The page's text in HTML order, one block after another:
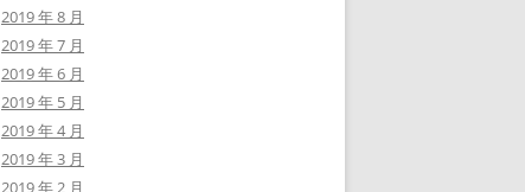
2019 年 8 月
2019 年 7 月
2019 年 6 月
2019 年 5 月
2019 年 4 月
2019 年 3 月
2019 年 2 月